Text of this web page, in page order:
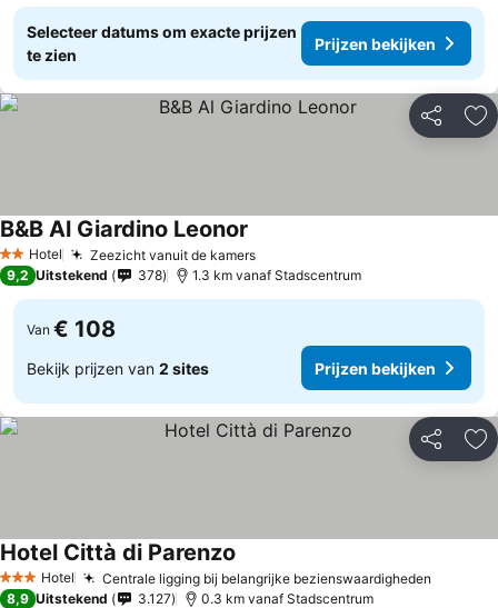
Selecteer datums om exacte prijzen
te zien
Prijzen bekijken
Delen
2 Sterren
Hotel Zeezicht vanuit de kamers
B&B Al Giardino Leonor
9,2 Uitstekend 378 1.3 km vanaf Stadscentrum
Van € 108
Bekijk prijzen van 2 sites Prijzen bekijken
Delen
3 SterrenHotel Centrale ligging bij belangrijke bezienswaardigheden
Hotel Città di Parenzo
8,9 Uitstekend 3.127 0.3 km vanaf Stadscentrum